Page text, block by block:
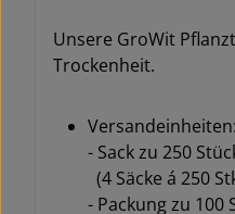
Unsere GroWit
Trockenheit.
Versandeinheiten:
- Sack zu 250
(4 Säcke á 250
- Packung zu 100